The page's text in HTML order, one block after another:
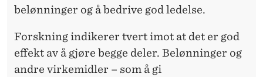
belønninger og å bedrive god ledelse.
Forskning indikerer tvert imot at det er god
effekt av å gjøre begge deler. Belønninger og
andre virkemidler – som å gi